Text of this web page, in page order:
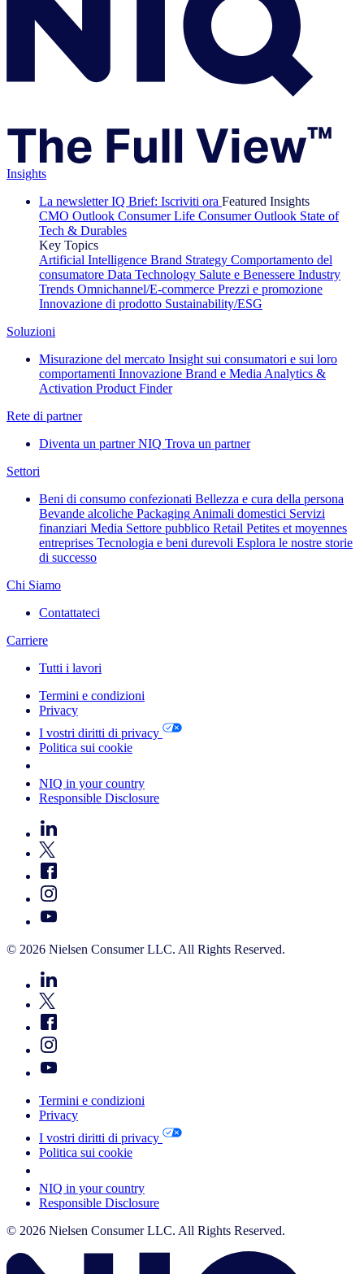
Insights
La newsletter IQ Brief: Iscriviti ora Featured Insights
CMO Outlook Consumer Life Consumer Outlook State of
Tech & Durables
Key Topics
Artificial Intelligence Brand Strategy Comportamento del
consumatore Data Technology Salute e Benessere Industry
Trends Omnichannel/E-commerce Prezzi e promozione
Innovazione di prodotto Sustainability/ESG
Soluzioni
Misurazione del mercato Insight sui consumatori e sui loro
comportamenti Innovazione Brand e Media Analytics &
Activation Product Finder
Rete di partner
Diventa un partner NIQ Trova un partner
Settori
Beni di consumo confezionati Bellezza e cura della persona
Bevande alcoliche Packaging Animali domestici Servizi
finanziari Media Settore pubblico Retail Petites et moyennes
entreprises Tecnologia e beni durevoli Esplora le nostre storie
di successo
Chi Siamo
Contattateci
Carriere
Tutti i lavori
Termini e condizioni
Privacy
I vostri diritti di privacy
Politica sui cookie
NIQ in your country
Responsible Disclosure
© 2026 Nielsen Consumer LLC. All Rights Reserved.
Termini e condizioni
Privacy
I vostri diritti di privacy
Politica sui cookie
NIQ in your country
Responsible Disclosure
© 2026 Nielsen Consumer LLC. All Rights Reserved.